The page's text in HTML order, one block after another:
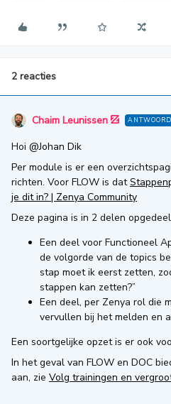
2 reacties
Chaim Leunissen ANTWOORD
Hoi ​ @Johan Dik
Per module is er een
richten. Voor FLOW is dat
je dit in? | Zenya Community
Deze pagina is in 2 delen
Een deel voor Functioneel
de volgorde van de topics
stap moet ik eerst zetten,
stappen kan zetten?”
Een deel, per Zenya rol die
vervullen bij het melden en
Een soortgelijke opzet is er ook
In het geval van FLOW en DOC
aan, zie Volg trainingen en